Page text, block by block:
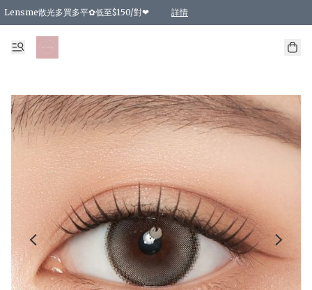
Lensme散光多買多平✿低至$150/對❤ 詳情
台灣Karacon⁩✧日拋 特價清貨❁⃘
日本韓國多款日/月拋現貨☼ 特價❤︎數量有限 售完即止
🇰🇷韓國多款月拋現貨 特價兩對$99✿數量有限 售完即止♫
精選商品，任選買2件或以上9 折；買4件或以上85 折；買6件或以上8 折
精選商品，任選買2件HKD 140.00；買4件HKD 260.00
精選商品，任選買2件HKD 190.00；買4件HKD 360.00
精選商品，任選買2件HKD 110.00；買4件HKD 180.00
精選商品，任選買2件HKD 170.00；買4件HKD 320.00
精選商品，任選買2件或以上減HKD 148.00
精選商品，任選買2件或以上減HKD 148.00
精選商品，任選買2件或以上95 折；買4件或以上9 折；買6件或以上85 折；買8件
精選商品，任選買12件或以上87 折
精選商品，任選買2件或以上減HKD 16.00；買4件或以上減HKD 32.00；買6
精選商品，任選買2件或以上95 折；買4件或以上9 折；買8件或以上85 折；買12
購物滿 HKD 800.00即享免運費優惠！（適用於 特定的送貨方式 )